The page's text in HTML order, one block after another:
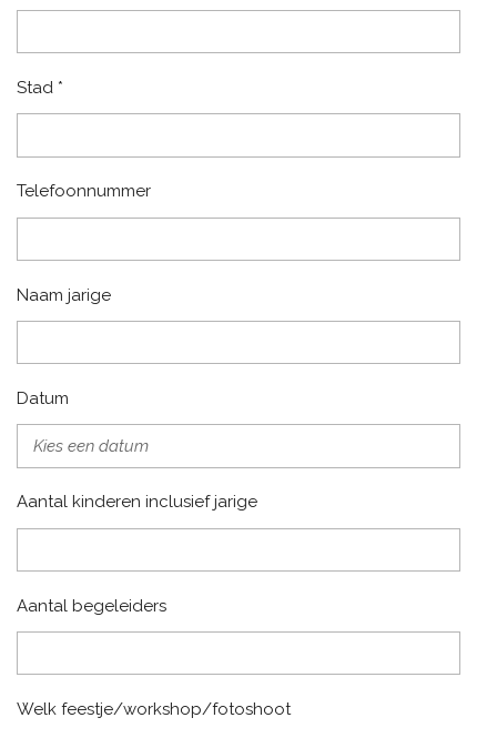
Stad *
Telefoonnummer
Naam jarige
Datum
Aantal kinderen inclusief jarige
Aantal begeleiders
Welk feestje/workshop/fotoshoot